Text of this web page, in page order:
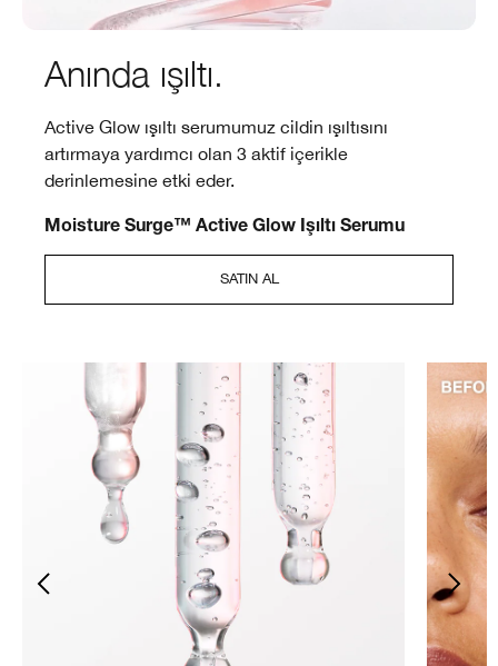
Anında ışıltı.
Active Glow ışıltı serumumuz cildin ışıltısını
artırmaya yardımcı olan 3 aktif içerikle
derinlemesine etki eder.
Moisture Surge™ Active Glow Işıltı Serumu
SATIN AL